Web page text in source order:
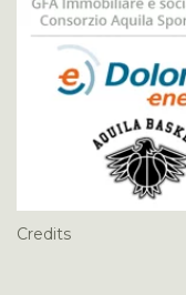
Credits